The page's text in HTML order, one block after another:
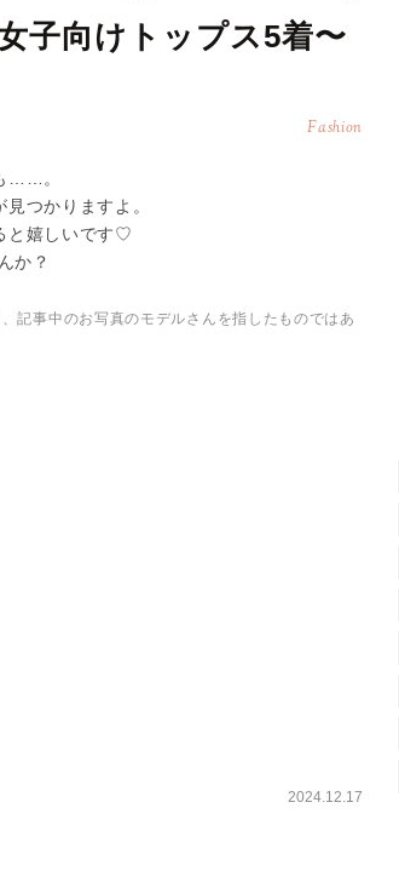
子向けトップス5着〜
Fashion
……。
つかりますよ。
と嬉しいです♡
か？
記事中のお写真のモデルさんを指したものではあ
2024.12.17